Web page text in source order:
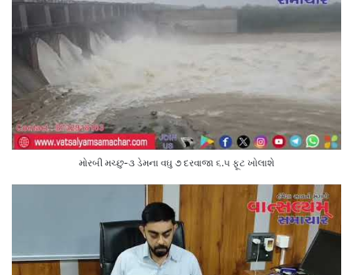
મોરબી મચ્છુ-૩ ડેમના વઘુ ૭ દરવાજા ૬.૫ ફૂટ ખોલાશે